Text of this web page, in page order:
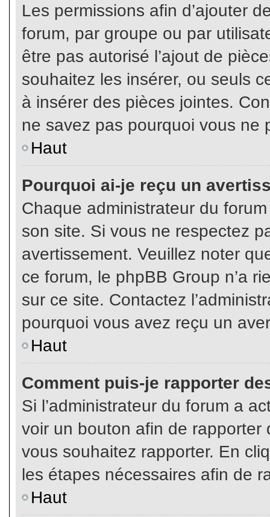
Les permissions afin d’ajouter
forum, par groupe ou par
être pas autorisé l’ajout de
souhaitez les insérer, ou seuls
à insérer des pièces jointes.
ne savez pas pourquoi vous ne
Haut
Pourquoi ai-je reçu un
Chaque administrateur du
son site. Si vous ne respectez
avertissement. Veuillez noter
ce forum, le phpBB Group n’a
sur ce site. Contactez
pourquoi vous avez reçu un
Haut
Comment puis-je rapporter
Si l’administrateur du forum a
voir un bouton afin de
vous souhaitez rapporter. En
les étapes nécessaires afin de
Haut